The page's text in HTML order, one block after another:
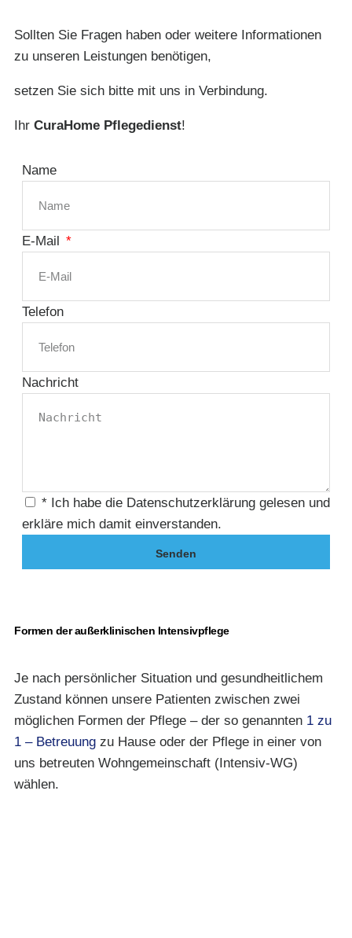
Sollten Sie Fragen haben oder weitere Informationen
zu unseren Leistungen benötigen,
setzen Sie sich bitte mit uns in Verbindung.
Ihr CuraHome Pflegedienst!
Name
E-Mail
Telefon
Nachricht
* Ich habe die Datenschutzerklärung gelesen und
erkläre mich damit einverstanden.
Senden
Formen der außerklinischen Intensivpflege
Je nach persönlicher Situation und gesundheitlichem
Zustand können unsere Patienten zwischen zwei
möglichen Formen der Pflege – der so genannten 1 zu
1 – Betreuung zu Hause oder der Pflege in einer von
uns betreuten Wohngemeinschaft (Intensiv-WG)
wählen.